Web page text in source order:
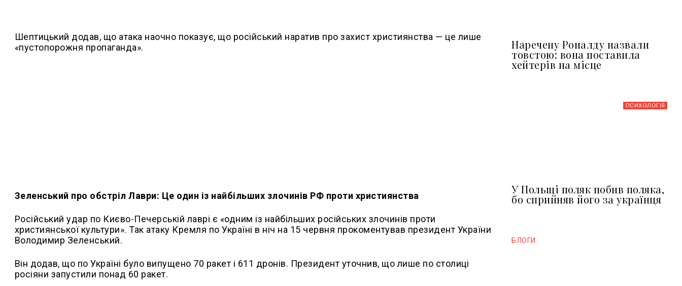
Шептицький додав, що атака наочно показує, що російський наратив про захист християнства — це лише
«пустопорожня пропаганда».
Зеленський про обстріл Лаври: Це один із найбільших злочинів РФ проти християнства
Російський удар по Києво-Печерській лаврі є «одним із найбільших російських злочинів проти
християнської культури». Так атаку Кремля по Україні в ніч на 15 червня прокоментував президент України
Володимир Зеленський.
Він додав, що по Україні було випущено 70 ракет і 611 дронів. Президент уточнив, що лише по столиці
росіяни запустили понад 60 ракет.
Наречену Роналду назвали
товстою: вона поставила
хейтерів на місце
ПСИХОЛОГІЯ
У Польщі поляк побив поляка,
бо сприйняв його за українця
БЛОГИ